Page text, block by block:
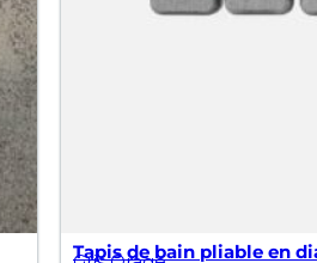
Tapis de bain pliable en